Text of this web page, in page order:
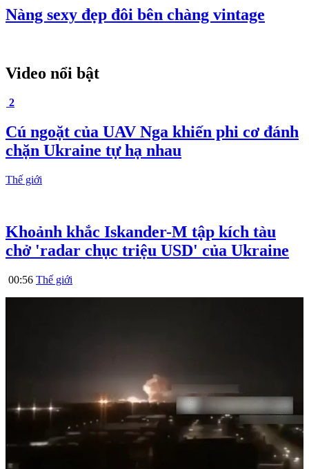
Nàng sexy đẹp đôi bên chàng vintage
Video nổi bật
2
Cú ngoặt của UAV Nga khiến phi cơ đánh
chặn Ukraine tự hạ nhau
Thế giới
Khoảnh khắc Iskander-M tập kích tàu
chở 'radar chục triệu USD' của Ukraine
00:56 Thế giới